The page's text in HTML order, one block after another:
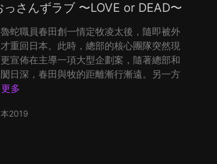
っさんずラブ 〜LOVE or DEAD〜
蛇職員春田創一情定牧凌太後，隨即被外
重回日本。此時，總部的核心團隊突然現
宣佈在主導一項大型企劃案，隨著總部和
日深，春田與牧的距離漸行漸遠。另一方
更多
2019